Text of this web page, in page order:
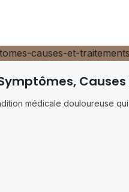
médicale douloureuse